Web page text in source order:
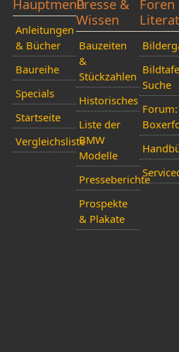
Hauptmenü
Anleitungen
& Bücher
Baureihe
Specials
Startseite
Vergleichsliste
Presse &
Wissen
Bauzeiten
&
Stückzahlen
Historisches
Liste der
BMW
Modelle
Presseberichte
Prospekte
& Plakate
Foren
Suche
Forum: